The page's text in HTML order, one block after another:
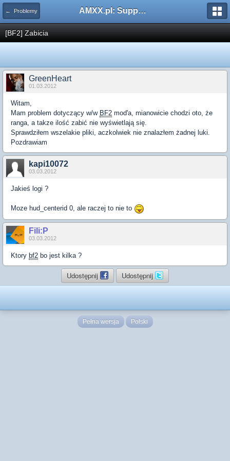
← Problemy AMXX.pl: Support AMX Mod X i SourceMod
[BF2] Zabicia
GreenHeart
01.03.2012
Witam,
Mam problem dotyczący w/w BF2 mod'a, mianowicie chodzi oto, że
ranga, a takze ilość zabić nie wyświetlają się.
Sprawdziłem wszelakie pliki, aczkolwiek nie znalazłem żadnej luki.
Pozdrawiam
kapi10072
03.03.2012
Jakieś logi ?
Moze hud_centerid 0, ale raczej to nie to
Fili:P
03.03.2012
Ktory bf2 bo jest kilka ?
Udostępnij Udostępnij
Pełna wersja Polski